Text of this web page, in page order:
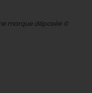
marque déposée ©